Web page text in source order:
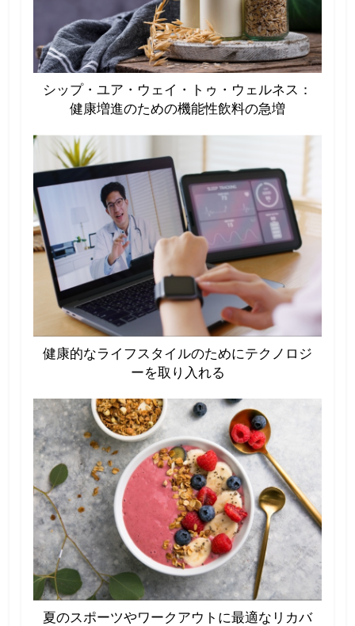
シップ・ユア・ウェイ・トゥ・ウェルネス：
健康増進のための機能性飲料の急増
健康的なライフスタイルのためにテクノロジ
ーを取り入れる
夏のスポーツやワークアウトに最適なリカバ